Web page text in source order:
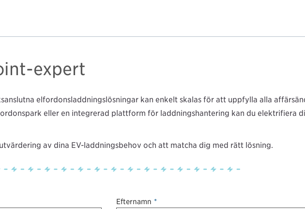
expert
elfordonsladdningslösningar kan enkelt skalas för att uppfylla alla
eller en integrerad plattform för laddningshantering kan du elektrifiera
av dina EV-laddningsbehov och att matcha dig med rätt lösning.
*
Efternamn